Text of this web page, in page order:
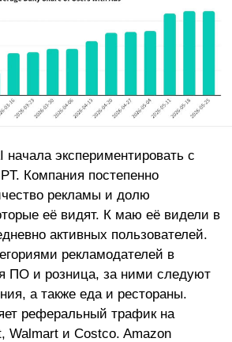
экспериментировать с
Компания постепенно
рекламы и долю
её видят. К маю её видели в
активных пользователей.
рекламодателей в
ПО и розница, за ними следуют
а также еда и рестораны.
реферальный трафик на
Walmart и Costco. Amazon